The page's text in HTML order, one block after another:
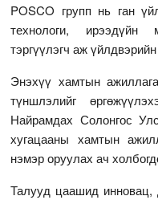
POSCO групп нь ган
технологи, ирээдүйн
тэргүүлэгч аж
Энэхүү хамтын
түншлэлийг
Найрамдах Солонгос
хугацааны хамтын
нэмэр оруулах ач
Талууд цаашид инновац,